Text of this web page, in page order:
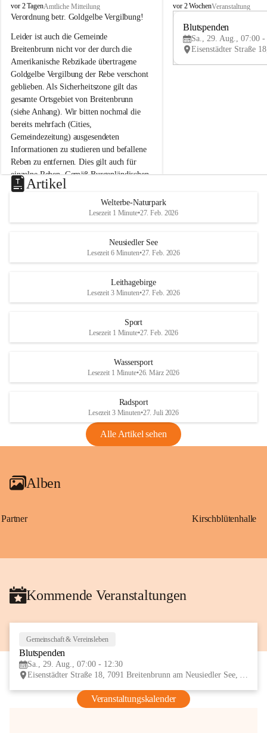
B
r
i
t
e
n
b
r
u
n
n
a
m
N
e
u
s
d
S
vor 2 TagenAmtliche Mitteilung
Verordnung betr. Goldgelbe Vergilbung!
Leider ist auch die Gemeinde
Breitenbrunn nicht vor der durch die
Amerikanische Rebzikade übertragene
Goldgelbe Vergilbung der Rebe verschont
geblieben. Als Sicherheitszone gilt das
gesamte Ortsgebiet von Breitenbrunn
(siehe Anhang). Wir bitten nochmal die
bereits mehrfach (Cities,
Gemeindezeitung) ausgesendeten
Informationen zu studieren und befallene
Reben zu entfernen. Dies gilt auch für
einzelne Reben. Gemäß Burgenländischen
Weinbaugesetz sind nicht gepflegte oder
unzulässige Weingärten zu roden! Bitte
helfen wir zusammen um unsere Winzer
vor den prognostizierten Ernteausfällen
und den daraus folgenden wirtschaftlichen
Maßnahmen zur Bekämpfung
Rebe und der Amerikanischen
Anhang VBl. EU Nr. 18
1 Seite•1,4 MB
VBl. EU Nr. 18_2026
B
e
u
e
d
r
S
vor 2 WochenVeranstaltung
Blutspenden
Sa., 29. Aug., 07:00 -
Artikel
Welterbe-Naturpark
Lesezeit 1 Minute•27. Feb. 2026
Neusiedler See
Lesezeit 6 Minuten•27. Feb. 2026
Leithagebirge
Lesezeit 3 Minuten•27. Feb. 2026
Sport
Lesezeit 1 Minute•27. Feb. 2026
Wassersport
Lesezeit 1 Minute•26. März 2026
Radsport
Lesezeit 3 Minuten•27. Juli 2026
Alle Artikel sehen
Alben
Partner Kirschblütenhalle
Kommende Veranstaltungen
Gemeinschaft & Vereinsleben
Blutspenden
Sa., 29. Aug., 07:00 - 12:30
Eisenstädter Straße 18, 7091 Breitenbrunn am Neusiedler See, AUT
Veranstaltungskalender